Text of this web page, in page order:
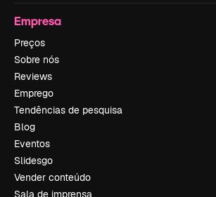
Empresa
Preços
Sobre nós
Reviews
Emprego
Tendências de pesquisa
Blog
Eventos
Slidesgo
Vender conteúdo
Sala de imprensa